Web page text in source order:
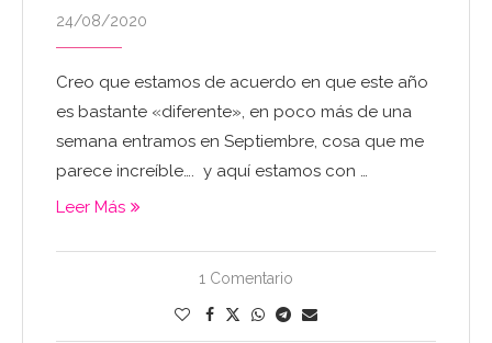
24/08/2020
Creo que estamos de acuerdo en que este año
es bastante «diferente», en poco más de una
semana entramos en Septiembre, cosa que me
parece increíble…. y aquí estamos con …
Leer Más
1 Comentario